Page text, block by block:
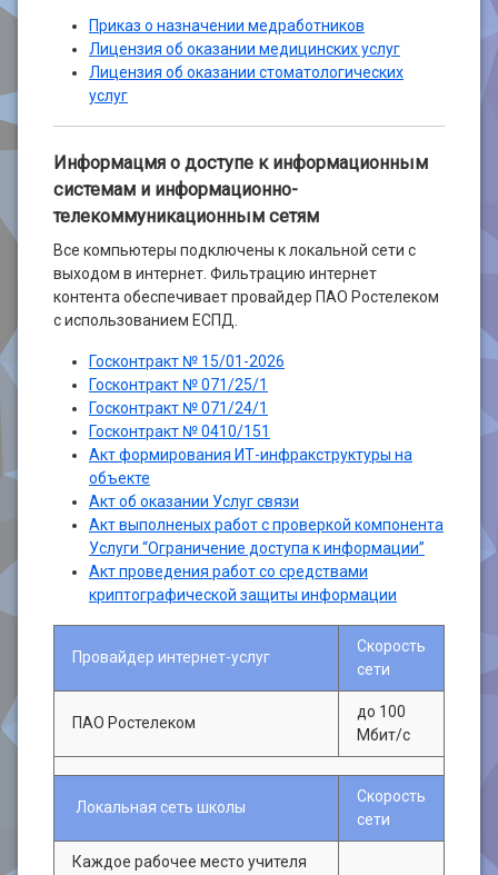
Приказ о назначении медработников
Лицензия об оказании медицинских услуг
Лицензия об оказании стоматологических
услуг
Информацмя о доступе к информационным
системам и информационно-
телекоммуникационным сетям
Все компьютеры подключены к локальной сети с
выходом в интернет. Фильтрацию интернет
контента обеспечивает провайдер ПАО Ростелеком
с использованием ЕСПД.
Госконтракт № 15/01-2026
Госконтракт № 071/25/1
Госконтракт № 071/24/1
Госконтракт № 0410/151
Акт формирования ИТ-инфракструктуры на
объекте
Акт об оказании Услуг связи
Акт выполненых работ с проверкой компонента
Услуги “Ограничение доступа к информации”
Акт проведения работ со средствами
криптографической защиты информации
Провайдер интернет-услуг
Скорость
сети
ПАО Ростелеком
до 100
Мбит/с
Локальная сеть школы
Скорость
сети
Каждое рабочее место учителя